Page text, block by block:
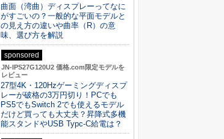
曲面（湾曲）ディスプレーってなに
がすごいの？一般的な平面モデルと
の見え方の違いや曲率（R）の意
味、選び方を解説
sponsored
JN-IPS27G120U2 価格.com限定モデルを
レビュー
27型4K・120Hzゲーミングディスプ
レーが破格の3万円切り！PCでも
PS5でもSwitch 2でも使えるモデル
だけど買っても大丈夫？昇降式多機
能スタンドやUSB Typc-C給電は？